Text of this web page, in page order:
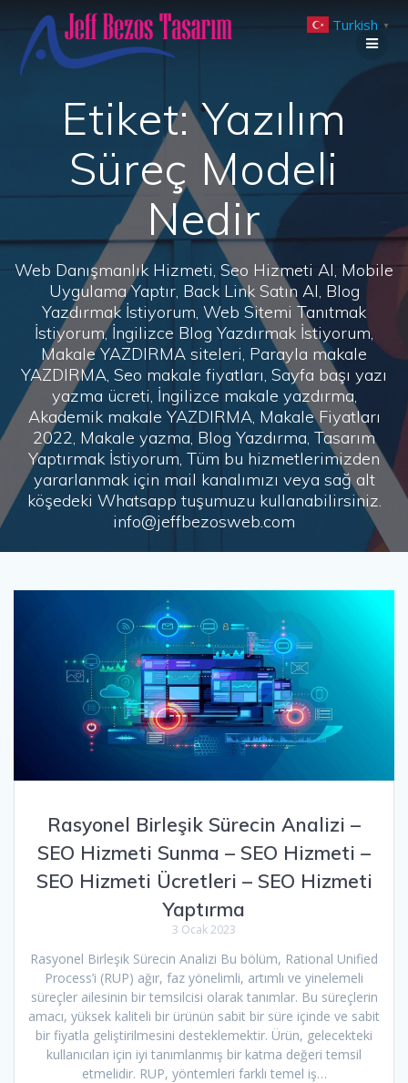
to
Etiket:Yazılım
Süreç Modeli
Nedir
Web Danışmanlık Hizmeti, Seo Hizmeti Al, Mobile
Uygulama Yaptır, Back Link Satın Al, Blog
Yazdırmak İstiyorum, Web Sitemi Tanıtmak
İstiyorum, İngilizce Blog Yazdırmak İstiyorum,
Makale YAZDIRMA siteleri, Parayla makale
YAZDIRMA, Seo makale fiyatları, Sayfa başı yazı
yazma ücreti, İngilizce makale yazdırma,
Akademik makale YAZDIRMA, Makale Fiyatları
2022, Makale yazma, Blog Yazdırma, Tasarım
Yaptırmak İstiyorum, Tüm bu hizmetlerimizden
yararlanmak için mail kanalımızı veya sağ alt
köşedeki Whatsapp tuşumuzu kullanabilirsiniz.
info@jeffbezosweb.com
Rasyonel Birleşik Sürecin Analizi –
SEO Hizmeti Sunma – SEO Hizmeti –
SEO Hizmeti Ücretleri – SEO Hizmeti
Yaptırma
3 Ocak 2023
Rasyonel Birleşik Sürecin Analizi Bu bölüm, Rational Unified
Process’i (RUP) ağır, faz yönelimli, artımlı ve yinelemeli
süreçler ailesinin bir temsilcisi olarak tanımlar. Bu süreçlerin
amacı, yüksek kaliteli bir ürünün sabit bir süre içinde ve sabit
bir fiyatla geliştirilmesini desteklemektir. Ürün, gelecekteki
kullanıcıları için iyi tanımlanmış bir katma değeri temsil
etmelidir. RUP, yöntemleri farklı temel iş…
Turkish ▼